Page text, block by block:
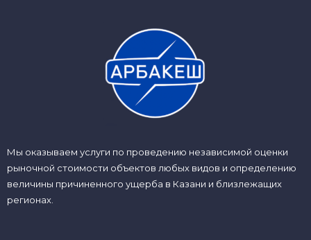
Мы оказываем услуги по проведению независимой оценки
рыночной стоимости объектов любых видов и определению
величины причиненного ущерба в Казани и близлежащих
регионах.